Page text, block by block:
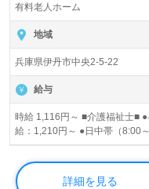
有料老人ホーム
地域
兵庫県伊丹市中央2-5-22
給与
時給 1,116円～ ■介護福祉士■
給：1,210円～ ●日中帯（8:00
朝夜間（6:00～8:00／18:00～
詳細を見る